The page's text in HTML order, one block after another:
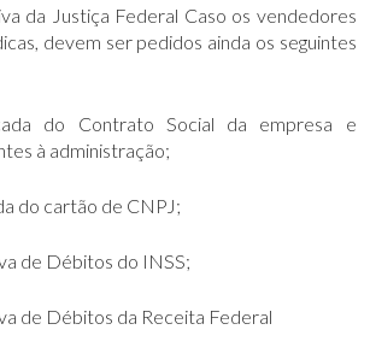
da Justiça Federal Caso os vendedores
devem ser pedidos ainda os seguintes
do Contrato Social da empresa e
à administração;
do cartão de CNPJ;
de Débitos do INSS;
de Débitos da Receita Federal